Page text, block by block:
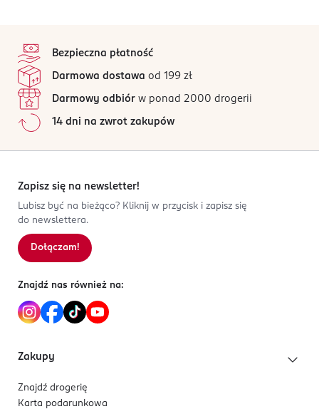
Bezpieczna płatność
Darmowa dostawa od 199 zł
Darmowy odbiór w ponad 2000 drogerii
14 dni na zwrot zakupów
Zapisz się na newsletter!
Lubisz być na bieżąco? Kliknij w przycisk i zapisz się
do newslettera.
Dołączam!
Znajdź nas również na:
Zakupy
Znajdź drogerię
Karta podarunkowa